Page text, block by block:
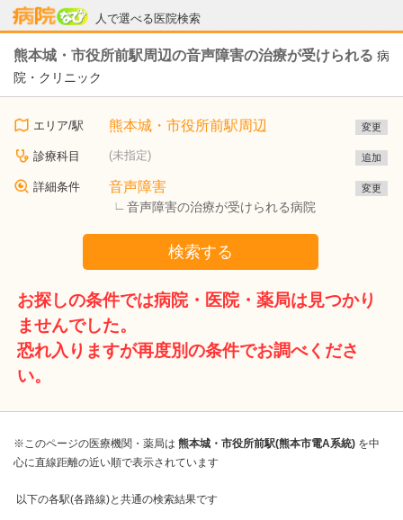
人で選べる医院検索
病院なび
熊本城・市役所前駅周辺の音声障害の治療が受けられる 病
院・クリニック
エリア/駅 熊本城・市役所前駅周辺 変更
診療科目 (未指定) 追加
詳細条件 音声障害
音声障害の治療が受けられる病院
変更
検索する
お探しの条件では病院・医院・薬局は見つかり
ませんでした。
恐れ入りますが再度別の条件でお調べくださ
い。
※このページの医療機関・薬局は 熊本城・市役所前駅(熊本市電A系統) を中
心に直線距離の近い順で表示されています
以下の各駅(各路線)と共通の検索結果です